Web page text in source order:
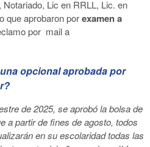
Lic en RRLL, Lic. en
que aprobaron porexamen a
por mail a
opcional aprobada por
de 2025, se aprobó la bolsa de
a partir de fines de agosto, todos
en su escolaridad todas las